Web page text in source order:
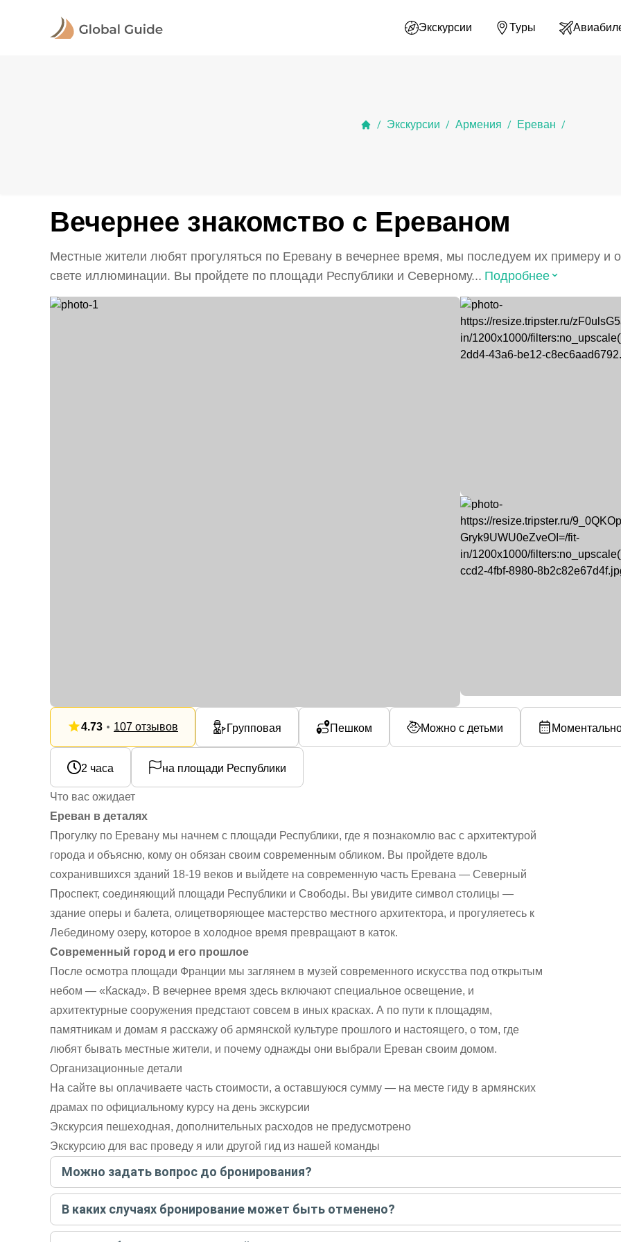
Экскурсии Туры
/ Экскурсии / Армения / Ереван /
Вечернее знакомство с Ереваном
Местные жители любят прогуляться по Еревану в вечернее время, мы последуем их примеру и
свете иллюминации. Вы пройдете по площади Республики и Северному... Подробнее⌃
4.73 107 отзывов Групповая Пешком Можно с детьми
2 часа на площади Республики
Что вас ожидает
Ереван в деталях
Прогулку по Еревану мы начнем с площади Республики, где я познакомлю вас с архитектурой
города и объясню, кому он обязан своим современным обликом. Вы пройдете вдоль
сохранившихся зданий 18-19 веков и выйдете на современную часть Еревана — Северный
Проспект, соединяющий площади Республики и Свободы. Вы увидите символ столицы —
здание оперы и балета, олицетворяющее мастерство местного архитектора, и прогуляетесь к
Лебединому озеру, которое в холодное время превращают в каток.
Современный город и его прошлое
После осмотра площади Франции мы заглянем в музей современного искусства под открытым
небом — «Каскад». В вечернее время здесь включают специальное освещение, и
архитектурные сооружения предстают совсем в иных красках. А по пути к площадям,
памятникам и домам я расскажу об армянской культуре прошлого и настоящего, о том, где
любят бывать местные жители, и почему однажды они выбрали Ереван своим домом.
Организационные детали
На сайте вы оплачиваете часть стоимости, а оставшуюся сумму — на месте гиду в армянских
драмах по официальному курсу на день экскурсии
Экскурсия пешеходная, дополнительных расходов не предусмотрено
Экскурсию для вас проведу я или другой гид из нашей команды
Можно задать вопрос до бронирования?
Достаточно перейти по ссылке «Задать вопрос» и написать гиду. Платить при этом не нужно. Сначала согласуйте с
бронируйте экскурсию.Задать вопрос.
В каких случаях бронирование может быть отменено?
Только в случае неблагоприятных погодных условий, например, если экскурсия на кораблике, а по прогнозу погоды